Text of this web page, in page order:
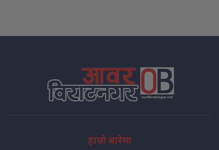
हाम्रो बारेमा